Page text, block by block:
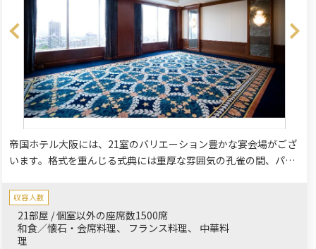
帝国ホテル大阪には、21室のバリエーション豊かな宴会場がござ
います。格式を重んじる式典には重厚な雰囲気の孔雀の間、パー
ケットはいかがでしょうか。
収容人数
21部屋 / 個室以外の座席数1500席
和食／懐石・会席料理
フランス料理
中華料
理